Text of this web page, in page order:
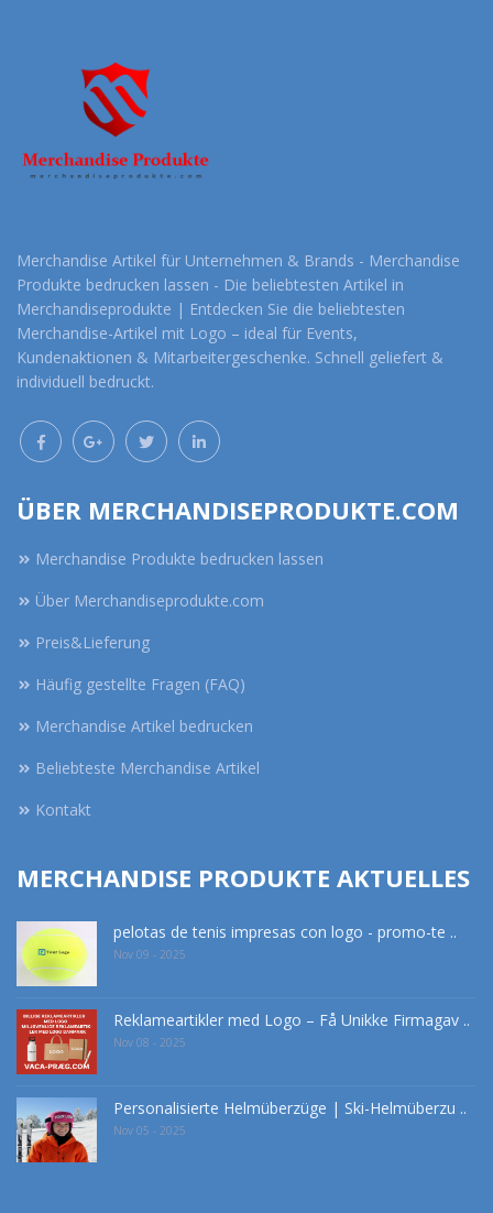
Merchandise Artikel für Unternehmen & Brands - Merchandise
Produkte bedrucken lassen - Die beliebtesten Artikel in
Merchandiseprodukte | Entdecken Sie die beliebtesten
Merchandise-Artikel mit Logo – ideal für Events,
Kundenaktionen & Mitarbeitergeschenke. Schnell geliefert &
individuell bedruckt.
ÜBER MERCHANDISEPRODUKTE.COM
Merchandise Produkte bedrucken lassen
Über Merchandiseprodukte.com
Preis&Lieferung
Häufig gestellte Fragen (FAQ)
Merchandise Artikel bedrucken
Beliebteste Merchandise Artikel
Kontakt
MERCHANDISE PRODUKTE AKTUELLES
pelotas de tenis impresas con logo - promo-te ..
Nov 09 - 2025
Reklameartikler med Logo – Få Unikke Firmagav ..
Nov 08 - 2025
Personalisierte Helmüberzüge | Ski-Helmüberzu ..
Nov 05 - 2025